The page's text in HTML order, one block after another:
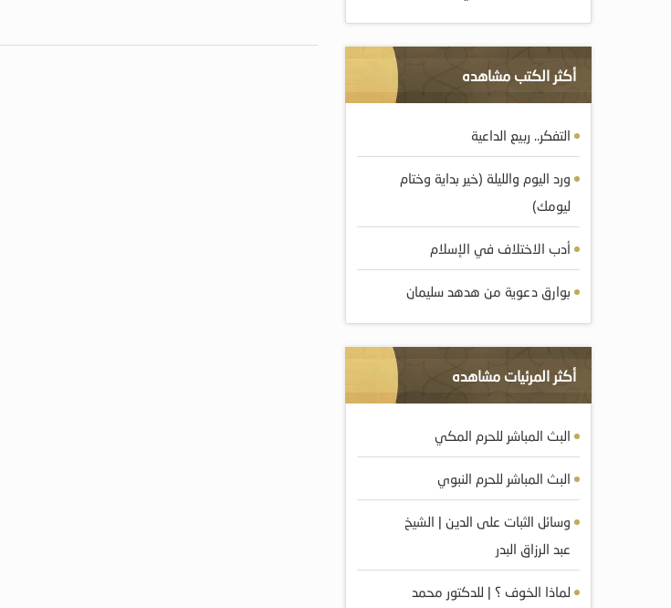
أكثر الكتب مشاهده
التفكر.. ربيع الداعية
ورد اليوم والليلة (خير بداية وختام
ليومك)
أدب الاختلاف في الإسلام
بوارق دعوية من هدهد سليمان
أكثر المرئيات مشاهده
البث المباشر للحرم المكي
البث المباشر للحرم النبوي
وسائل الثبات على الدين | الشيخ
عبد الرزاق البدر
لماذا الخوف ؟ | للدكتور محمد